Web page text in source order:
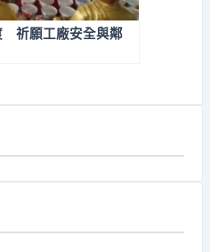
祈願工廠安全與鄰